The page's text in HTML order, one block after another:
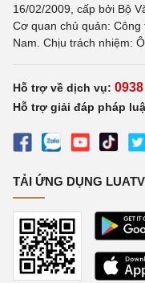
16/02/2009, cấp bởi Bộ
Cơ quan chủ quản:
Nam. Chịu trách nhiệm:
Hỗ trợ về dịch vụ:
Hỗ trợ giải đáp pháp
TẢI ỨNG DỤNG